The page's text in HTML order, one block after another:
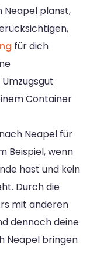
Neapel planst,
für dich
Container
Neapel für
Beispiel, wenn
hast und kein
Durch die
mit anderen
dennoch deine
Neapel bringen